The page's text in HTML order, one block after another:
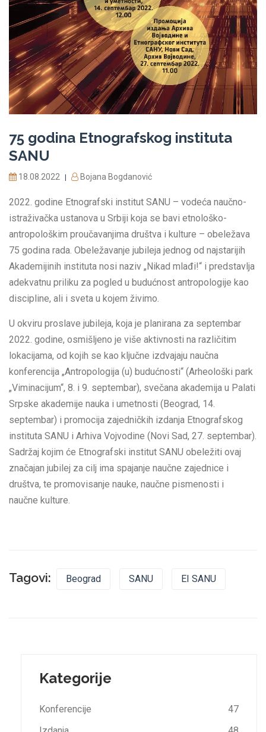
75 godina Etnografskog instituta
SANU
18.08.2022 Bojana Bogdanović
2022. godine Etnografski institut SANU – vodeća naučno-
istraživačka ustanova u Srbiji koja se bavi etnološko-
antropološkim proučavanjima društva i kulture – obeležava
75 godina rada. Obeležavanje jubileja jednog od najstarijih
Akademijinih instituta nosi naziv „Nikad mlađi!“ i predstavlja
adekvatnu priliku za pogled u budućnost antropologije kao
discipline, ali i sveta u kojem živimo.
U okviru proslave jubileja, koja je planirana za septembar
2022. godine, osmišljeno je više aktivnosti na različitim
lokacijama, od kojih se kao ključne izdvajaju naučna
konferencija „Antropologija (u) budućnosti“ (Arheološki park
„Viminacijum“, 8. i 9. septembar), svečana akademija u Palati
Srpske akademije nauka i umetnosti (Beograd, 14.
septembar) i promocija zajedničkih izdanja Etnografskog
instituta SANU i Arhiva Vojvodine (Novi Sad, 27. septembar).
Sadržaj kojim će Etnografski institut SANU obeležiti ovaj
značajan jubilej za cilj ima spajanje naučne zajednice i
društva, te promovisanje nauke, naučne pismenosti i
naučne kulture.
Tagovi: Beograd SANU EI SANU
Kategorije
Konferencije
47